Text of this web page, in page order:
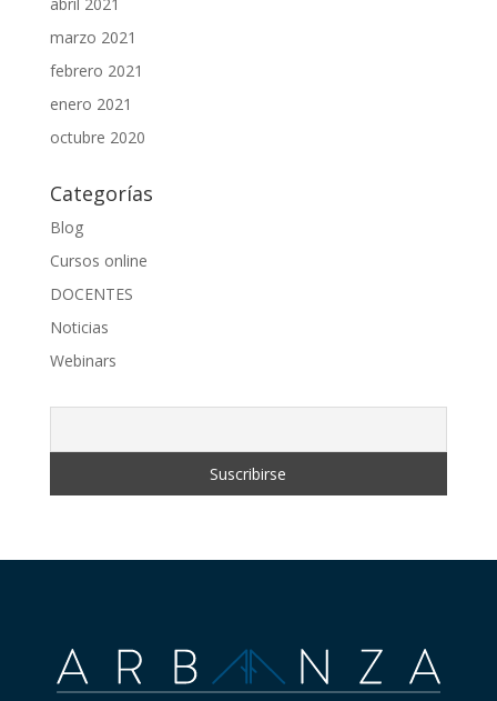
marzo 2021
febrero 2021
enero 2021
octubre 2020
Categorías
Blog
Cursos online
DOCENTES
Noticias
Webinars